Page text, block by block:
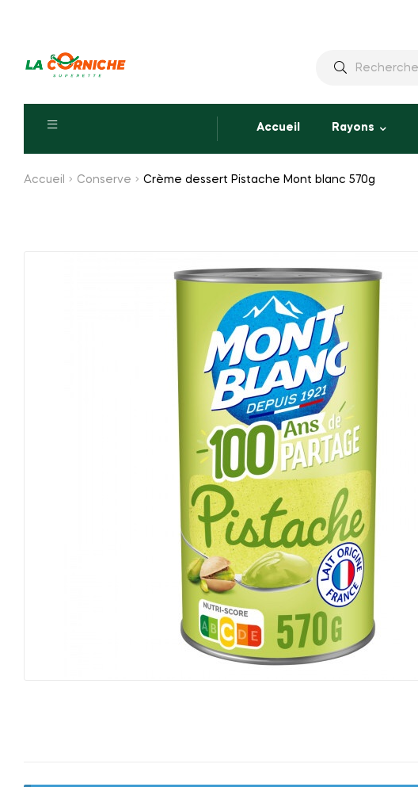
Recherche
Accueil Rayons
Accueil Conserve Crème dessert Pistache Mont blanc 570g